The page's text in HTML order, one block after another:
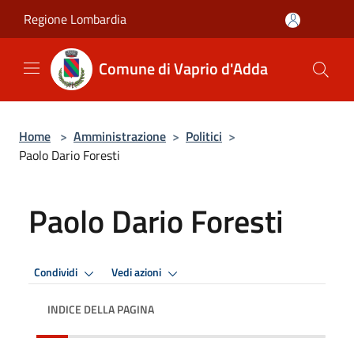
Regione Lombardia
Comune di Vaprio d'Adda
Home > Amministrazione > Politici >
Paolo Dario Foresti
Paolo Dario Foresti
Condividi Vedi azioni
INDICE DELLA PAGINA